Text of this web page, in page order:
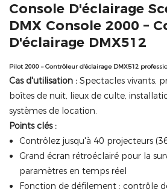
Console D'éclairage
DMX Console 2000 –
D'éclairage DMX512
Pilot 2000 – Contrôleur d'éclairage DMX512
Cas d'utilisation : Spectacles vivants,
boîtes de nuit, lieux de culte,
systèmes de location.
Points clés :
Contrôlez jusqu'à 40 projecteurs
Grand écran rétroéclairé pour la
paramètres en temps réel
Fonction de défilement : contrôle